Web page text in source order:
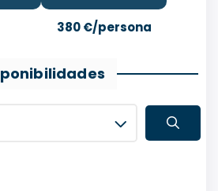
380 €/persona